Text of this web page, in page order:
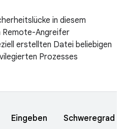
in diesem
Remote-Angreifer
erstellten Datei beliebigen
Prozesses
Eingeben Schweregrad